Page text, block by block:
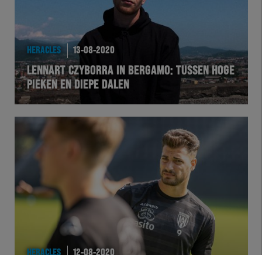
HERACLES 13-08-2020
LENNART CZYBORRA IN BERGAMO: TUSSEN HOGE
PIEKEN EN DIEPE DALEN
HERACLES 12-08-2020